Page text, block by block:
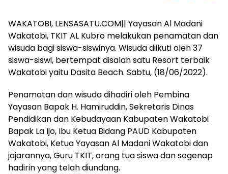
WAKATOBI, LENSASATU.COM|| Yayasan Al Madani
Wakatobi, TKIT AL Kubro melakukan penamatan dan
wisuda bagi siswa-siswinya. Wisuda diikuti oleh 37
siswa-siswi, bertempat disalah satu Resort terbaik
Wakatobi yaitu Dasita Beach. Sabtu, (18/06/2022).
Penamatan dan wisuda dihadiri oleh Pembina
Yayasan Bapak H. Hamiruddin, Sekretaris Dinas
Pendidikan dan Kebudayaan Kabupaten Wakatobi
Bapak La Ijo, Ibu Ketua Bidang PAUD Kabupaten
Wakatobi, Ketua Yayasan Al Madani Wakatobi dan
jajarannya, Guru TKIT, orang tua siswa dan segenap
hadirin yang telah diundang.